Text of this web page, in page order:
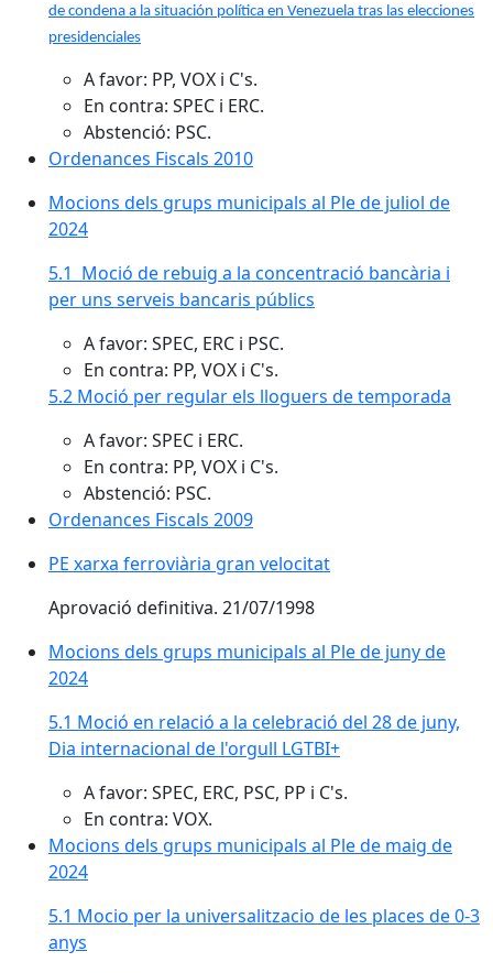
de condena a la situación política en Venezuela tras las elecciones
presidenciales
A favor: PP, VOX i C's.
En contra: SPEC i ERC.
Abstenció: PSC.
Ordenances Fiscals 2010
Mocions dels grups municipals al Ple de juliol de
2024
5.1 Moció de rebuig a la concentració bancària i
per uns serveis bancaris públics
A favor: SPEC, ERC i PSC.
En contra: PP, VOX i C's.
5.2 Moció per regular els lloguers de temporada
A favor: SPEC i ERC.
En contra: PP, VOX i C's.
Abstenció: PSC.
Ordenances Fiscals 2009
PE xarxa ferroviària gran velocitat
Aprovació definitiva. 21/07/1998
Mocions dels grups municipals al Ple de juny de
2024
5.1 Moció en relació a la celebració del 28 de juny,
Dia internacional de l'orgull LGTBI+
A favor: SPEC, ERC, PSC, PP i C's.
En contra: VOX.
Mocions dels grups municipals al Ple de maig de
2024
5.1 Mocio per la universalitzacio de les places de 0-3
anys